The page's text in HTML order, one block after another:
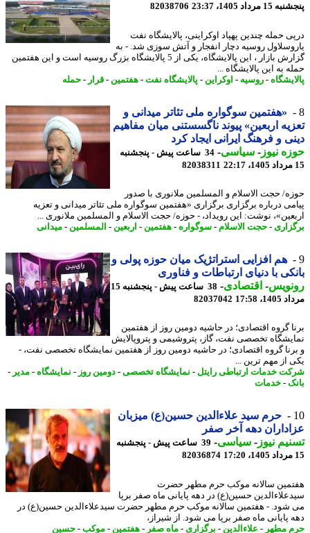
1405، 23:37
82038706
حمله چندین پهپاد اوکراینی، پالایشگاه نفت
روسیه دچار انفجار و آتش سوزی شد. - به
گزارش بازار ، این پالایشگاه، یکی از 5 پالایشگاه بزرگ روسیه است و این هفتمین
به این پالایشگاه ...
-روسیه-اوکراین- پالایشگاه نفت -هفتمین-قرار - حمله
«هفتمین سوگواره ملی تئاتر میدانی و
اربعین» پیوند ناگسستنی میان مفاهیم
و فرهنگ ایرانی ایجاد کرد
نیوز-سیاسی-
34 ساعت پیش - پنجشنبه
82038311
حجت الاسلام و المسلمین ملانوری با صدور
درباره برگزاری برگزاری «هفتمین سوگواره ملی تئاتر میدانی و تعزیه
نوشت: این رویداد، - حوزه/ حجت الاسلام و المسلمین ملانوری ...
- حجت الاسلام-سوگواره- هفتمین-اربعین -المسلمین-میدانی
هم افزایی استراتژیک میان حوزه پولی و
با دنیای ارتباطات و فناوری
-اقتصادی-
38 ساعت پیش - پنجشنبه 15
17:58
82037042
گروه اقتصادی؛ در حاشیه دومین روز از هفتمین
تخصصی نفت، گاز، پتروشیمی و پتروپالایش
گروه اقتصادی؛ در حاشیه دومین روز از هفتمین نمایشگاه تخصصی نفت، -
از مهم ترین ...
خدمات ارتباطی رایتل
-نمایشگاه تخصصی-دومین روز- نمایشگاه-مدیر-
-خدمات
حرم سید علاءالدین حسین(ع) میزبان
دهه آخر صفر
نیوز-سیاسی-
39 ساعت پیش - پنجشنبه
82036874
سالانه موکب حرم مطهر حضرت
حسین(ع) در دهه پایانی ماه صفر برپا
- هفتمین سالانه موکب حرم مطهر حضرت سیدعلاءالدین حسین(ع) در
پایانی ماه صفر برپا می شود. از شیراز،
مطهر-علاءالدین-برگزاری - ماه صفر-هفتمین-موکب-حسین